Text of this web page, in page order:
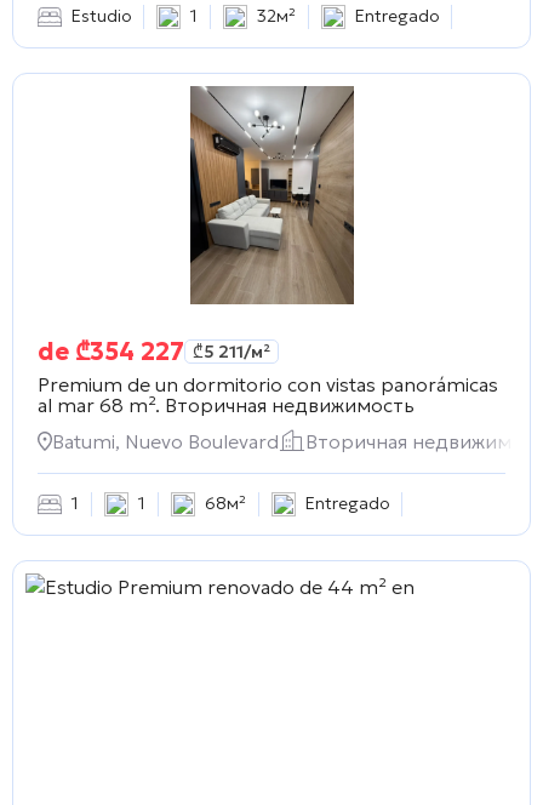
Estudio 1 32м² Entregado
de ₾354 227 ₾5 211/м²
Premium de un dormitorio con vistas panorámicas
al mar 68 m². Вторичная недвижимость
Batumi, Nuevo Boulevard
Вторичная
1 1 68м² Entregado